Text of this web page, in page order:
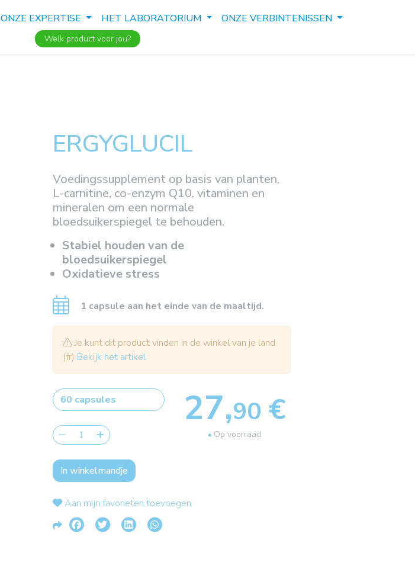
ONZE EXPERTISE HET LABORATORIUM ONZE VERBINTENISSEN
Welk product voor jou?
ERGYGLUCIL
Voedingssupplement op basis van planten,
L-carnitine, co-enzym Q10, vitaminen en
mineralen om een normale
bloedsuikerspiegel te behouden.
Stabiel houden van de
bloedsuikerspiegel
Oxidatieve stress
1 capsule aan het einde van de maaltijd.
Je kunt dit product vinden in de winkel van je land
(fr) Bekijk het artikel
27,90 €
Op voorraad
In winkelmandje
Aan mijn favorieten toevoegen